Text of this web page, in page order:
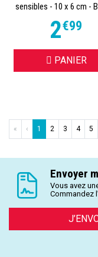
sensibles - 10 x 6 cm -
2€99
PANIER
« ‹ 1 2 3 4 5
Envoyer
Vous avez
Commandez